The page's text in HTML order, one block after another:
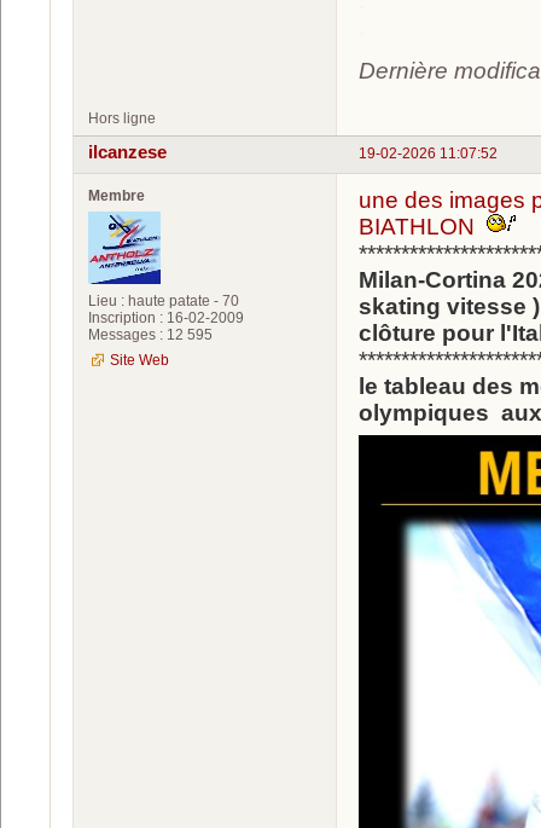
Dernière
Hors ligne
19-02-2026 11:07:52
ilcanzese
Membre
Lieu : haute patate - 70
Inscription : 16-02-2009
Messages : 12 595
Site Web
une des images
BIATHLON
Milan-Cortina
skating vitesse
clôture pour
le tableau des
olympiques